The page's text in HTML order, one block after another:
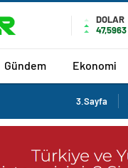
DOLAR
47,5963
Gündem Ekonomi
3.Sayfa